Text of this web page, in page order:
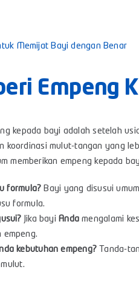
Memijat Bayi dengan Benar
Empeng
kepada bayi adalah setelah
koordinasi mulut-tangan yang
memberikan empeng kepada
formula? Bayi yang disusui
formula.
Jika bayi Anda mengalami
empeng.
kebutuhan empeng? Tanda-